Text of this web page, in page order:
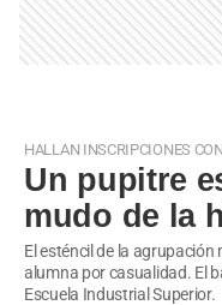
HALLAN INSCRIPCIONES
Un pupitre
mudo de la
El esténcil de la
alumna por casualidad. El
Escuela Industrial Superior.